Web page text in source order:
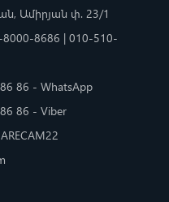
Ամիրյան փ. 23/1
8686 | 010-510-
86 - WhatsApp
86 - Viber